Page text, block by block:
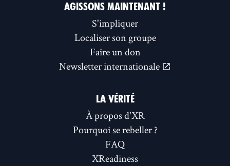
AGISSONS MAINTENANT !
S'impliquer
Localiser son groupe
Faire un don
Newsletter internationale
LA VÉRITÉ
À propos d'XR
Pourquoi se rebeller ?
FAQ
XReadiness